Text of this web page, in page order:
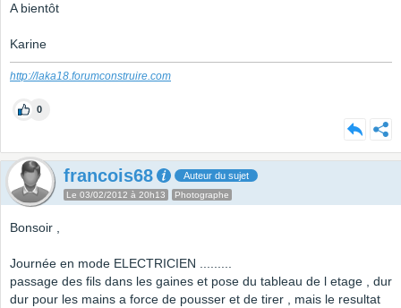
A bientôt
Karine
http://laka18.forumconstruire.com
0
francois68 Auteur du sujet
Le 03/02/2012 à 20h13 Photographe
Bonsoir ,
Journée en mode ELECTRICIEN .........
passage des fils dans les gaines et pose du tableau de l etage , dur
dur pour les mains a force de pousser et de tirer , mais le resultat